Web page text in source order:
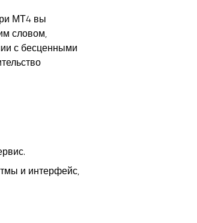
МТ4 вы
словом,
с бесценными
и интерфейс,